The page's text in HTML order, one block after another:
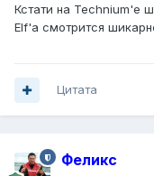
Кстати на Technium'е
Elf'а смотрится
Цитата
Феликс